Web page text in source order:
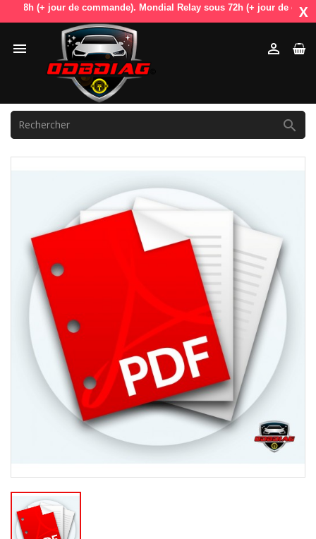
(+ jour de commande). Mondial Relay sous 72h (+ jour de X
 
